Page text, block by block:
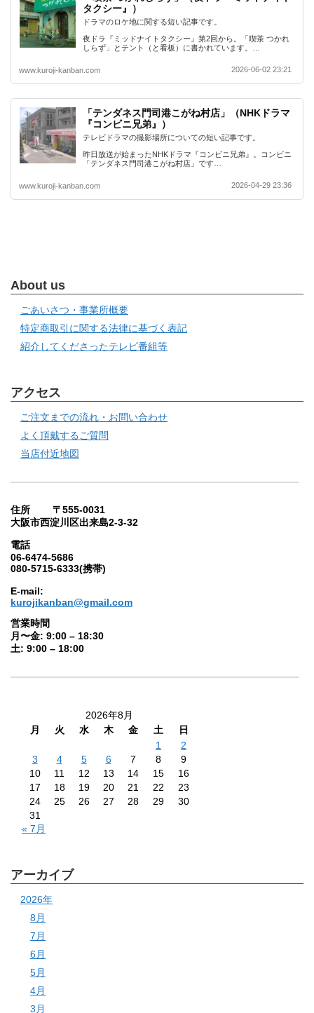
タクシー』）
ドラマのロケ地に関する短い記事です。
夜ドラ『ミッドナイトタクシー』第2回から。「喫茶 つかれ
しらず」とテント（と看板）に書かれています。…
www.kuroji-kanban.com 2026-06-02 23:21
「テンダネス門司港こがね村店」（NHKドラマ
『コンビニ兄弟』）
テレビドラマの撮影場所についての短い記事です。
昨日放送が始まったNHKドラマ『コンビニ兄弟』。コンビニ
「テンダネス門司港こがね村店」です…
www.kuroji-kanban.com 2026-04-29 23:36
About us
ごあいさつ・事業所概要
特定商取引に関する法律に基づく表記
紹介してくださったテレビ番組等
アクセス
ご注文までの流れ・お問い合わせ
よく頂戴するご質問
当店付近地図
住所 〒555-0031
大阪市西淀川区出来島2-3-32
電話
06-6474-5686
080-5715-6333(携帯)
E-mail:
kurojikanban@gmail.com
営業時間
月〜金: 9:00 – 18:30
土: 9:00 – 18:00
2026年8月
月
火 水 木 金 土
日
1
2
3
4 5 6 7 8
9
10
11 12 13 14 15
16
17
18 19 20 21 22
23
24
25 26 27 28 29
30
31
« 7月
アーカイブ
2026年
8月
7月
6月
5月
4月
3月